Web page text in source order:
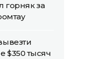
горняк за
$350 тысяч